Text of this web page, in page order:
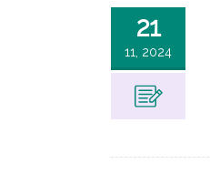
21
11, 2024